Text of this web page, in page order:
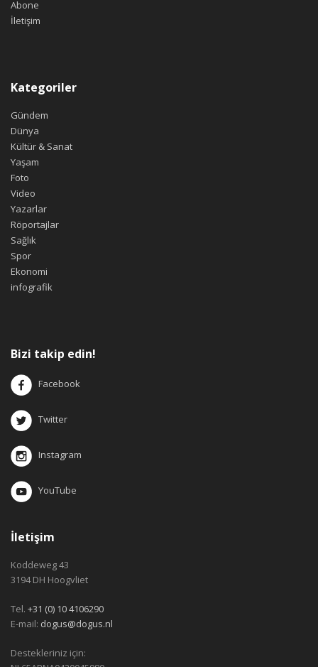
Abone
İletişim
Kategoriler
Gündem
Dünya
Kültür & Sanat
Yaşam
Foto
Video
Yazarlar
Röportajlar
Sağlık
Spor
Ekonomi
infografik
Bizi takip edin!
Facebook
Twitter
Instagram
YouTube
İletişim
Koddeweg 43
3194 DH Hoogvliet
Tel. +31 (0) 10 4106290
E-mail: dogus@dogus.nl
Destekleriniz için: